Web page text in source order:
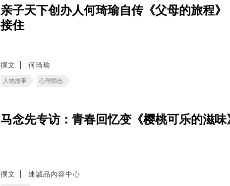
亲子天下创办人何琦瑜自传《父母的旅程
接住
撰文 何琦瑜
人物故事 心理励志
马念先专访：青春回忆变《樱桃可乐的滋
撰文 迷誠品內容中心